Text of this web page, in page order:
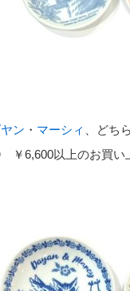
ン ・ マーシィ
、どち
6,600以上のお買い